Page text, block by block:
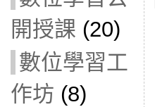
開授課 (20)
數位學習工
作坊 (8)